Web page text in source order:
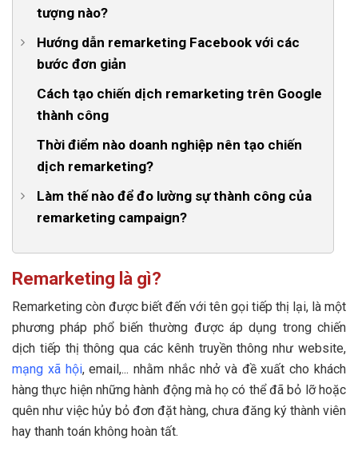
2. Remarketing giúp tăng nhận thức về thương hiệu
3. Remarketing giúp tối ưu chi phí
4. Remarketing campaign tạo ra cơ hội chuyển đổi
5. Giúp lôi kéo khách hàng từ đối thủ cạnh tranh
6. Giúp doanh nghiệp upsell, cross sell hiệu quả
7. Remarketing giúp xây dựng niềm tin về sự lớn
mạnh
tượng nào?
Hướng dẫn remarketing Facebook với các
bước đơn giản
Bước 1: Tạo Tài khoản quảng cáo Facebook
Bước 2: Tạo Pixel Facebook và gắn vào website
Bước 3: Tạo Đối tượng tùy chỉnh
Bước 5: Lựa chọn đối tượng tùy chỉnh
Cách tạo chiến dịch remarketing trên Google
thành công
Thời điểm nào doanh nghiệp nên tạo chiến
dịch remarketing?
Làm thế nào để đo lường sự thành công của
remarketing campaign?
2. Chỉ số chuyển đổi
Remarketing là gì?
Remarketing còn được biết đến với tên gọi tiếp thị lại, là một
phương pháp phổ biến thường được áp dụng trong chiến
dịch tiếp thị thông qua các kênh truyền thông như website,
mạng xã hội, email,... nhằm nhắc nhở và đề xuất cho khách
hàng thực hiện những hành động mà họ có thể đã bỏ lỡ hoặc
quên như việc hủy bỏ đơn đặt hàng, chưa đăng ký thành viên
hay thanh toán không hoàn tất.